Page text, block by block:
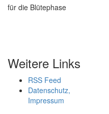
für die Blütephase
Weitere Links
RSS Feed
Datenschutz,
Impressum